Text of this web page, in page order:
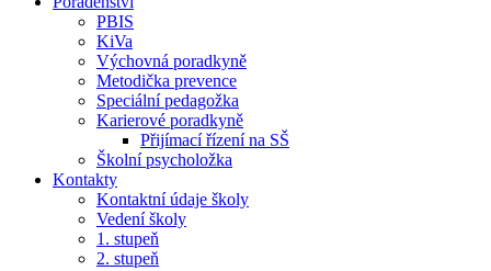
PBIS
KiVa
Výchovná poradkyně
Metodička prevence
Speciální pedagožka
Karierové poradkyně
Přijímací řízení na SŠ
Školní psycholožka
Kontakty
Kontaktní údaje školy
Vedení školy
1. stupeň
2. stupeň